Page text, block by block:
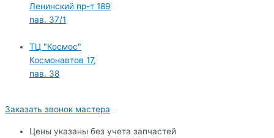
Ленинский пр-т 189
пав. 37/1
ТЦ "Космос"
Космонавтов 17,
пав. 38
Заказать звонок мастера
Цены указаны без учета запчастей